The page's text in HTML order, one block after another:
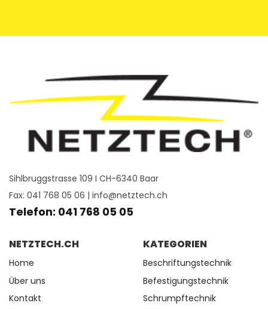
Sihlbruggstrasse 109 I CH-6340 Baar
Fax: 041 768 05 06 | info@netztech.ch
Telefon: 041 768 05 05
NETZTECH.CH
Home
Über uns
Kontakt
KATEGORIEN
Beschriftungstechnik
Befestigungstechnik
Schrumpftechnik